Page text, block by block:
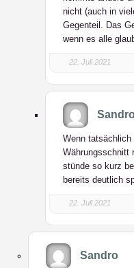
nicht (auch in
Gegenteil. Das
wenn es alle
22. Juli 2021
Wenn
Währungsschnitt
stünde so kurz
bereits deutlich
22. Juli 2021
Sandro